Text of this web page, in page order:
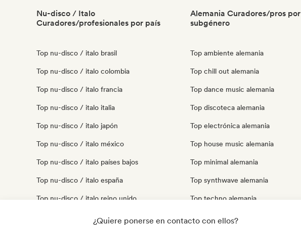
Nu-disco / Italo
Curadores/profesionales por país
Top nu-disco / italo brasil
Top nu-disco / italo colombia
Top nu-disco / italo francia
Top nu-disco / italo italia
Top nu-disco / italo japón
Top nu-disco / italo méxico
Top nu-disco / italo países bajos
Top nu-disco / italo españa
Top nu-disco / italo reino unido
Top nu-disco / italo estados unidos
Alemania Curadores/pros por
subgénero
Top ambiente alemania
Top chill out alemania
Top dance music alemania
Top discoteca alemania
Top electrónica alemania
Top house music alemania
Top minimal alemania
Top synthwave alemania
Top techno alemania
Top trip hop alemania
¿Quiere ponerse en contacto con ellos?